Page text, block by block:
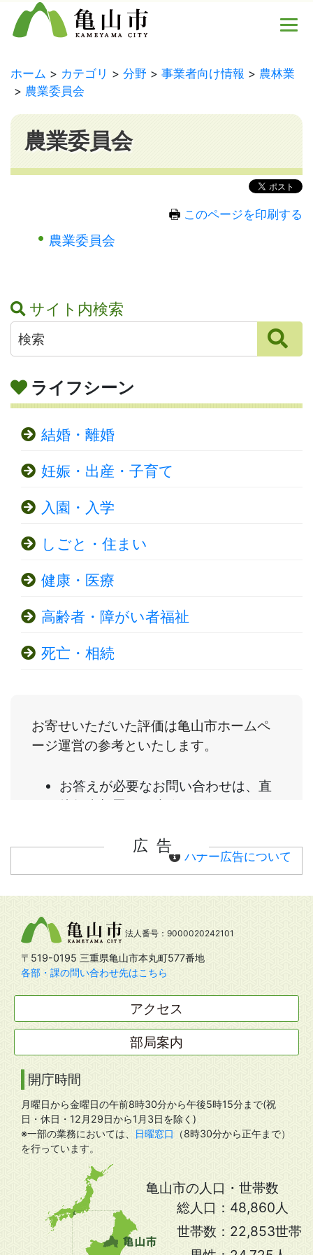
ホーム カテゴリ 分野 事業者向け情報
農林業
農業委員会
農業委員会
このページを印刷する
農業委員会
サイト内検索
ライフシーン
結婚・離婚
妊娠・出産・子育て
入園・入学
しごと・住まい
健康・医療
高齢者・障がい者福祉
死亡・相続
広告
バナー広告について
法人番号：9000020242101
〒519-0195 三重県亀山市本丸町577番地
各部・課の問い合わせ先はこちら
アクセス
部局案内
開庁時間
月曜日から金曜日の午前8時30分から午後5時15分まで(祝
日・休日・12月29日から1月3日を除く)
※一部の業務においては、
日曜窓口
（8時30分から正午まで）
を行っています。
亀山市の人口・世帯数
総人口： 48,860人
世帯数： 22,853世帯